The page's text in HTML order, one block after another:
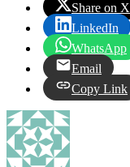
Share on X
LinkedIn
WhatsApp
Email
Copy Link